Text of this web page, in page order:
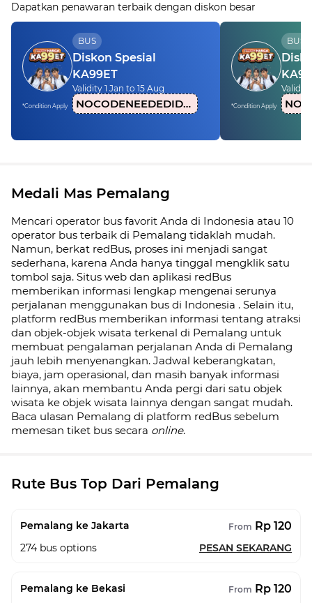
Dapatkan penawaran terbaik dengan diskon besar
*Condition Apply
BUS
Diskon Spesial
KA99ET
Validity 1 Jan to 15 Aug
NOCODENEEDEDIDN1 *Condition Apply
BUS
Validity
Medali Mas Pemalang
Mencari operator bus favorit Anda di Indonesia atau 10
operator bus terbaik di Pemalang tidaklah mudah.
Namun, berkat redBus, proses ini menjadi sangat
sederhana, karena Anda hanya tinggal mengklik satu
tombol saja. Situs web dan aplikasi redBus
memberikan informasi lengkap mengenai serunya
perjalanan menggunakan bus di Indonesia . Selain itu,
platform redBus memberikan informasi tentang atraksi
dan objek-objek wisata terkenal di Pemalang untuk
membuat pengalaman perjalanan Anda di Pemalang
jauh lebih menyenangkan. Jadwal keberangkatan,
biaya, jam operasional, dan masih banyak informasi
lainnya, akan membantu Anda pergi dari satu objek
wisata ke objek wisata lainnya dengan sangat mudah.
Baca ulasan Pemalang di platform redBus sebelum
memesan tiket bus secara online.
Rute Bus Top Dari Pemalang
Pemalang ke Jakarta From Rp 120
274 bus options PESAN SEKARANG
Pemalang ke Bekasi From Rp 120